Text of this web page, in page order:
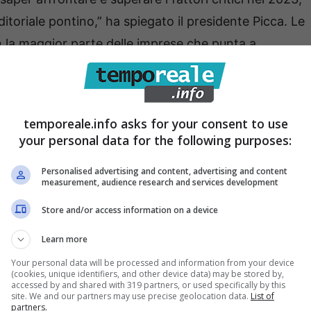
pontino,” ha spiegato il presidente Picca. Le
maggior parte delle imprese che punta a
precedente, oltre ai livelli di occupazione. Tuttavia,
a influenzare negativamente i mercati.
è positivo (+0,96%), ma le esportazioni sono
Il tasso di occupazione è cresciuto del 1,7%,
per il 2023 al 57,2%. Le ore di cassa
attestandosi a 996 mila. Le imprese con crescita
mantenuto stabile il fatturato e il 18,8% ha
temporeale.info asks for your consent to use
your personal data for the following purposes:
Personalised advertising and content, advertising and content
measurement, audience research and services development
Store and/or access information on a device
Learn more
Your personal data will be processed and information from your device
(cookies, unique identifiers, and other device data) may be stored by,
accessed by and shared with 319 partners, or used specifically by this
site. We and our partners may use precise geolocation data. List of
partners.